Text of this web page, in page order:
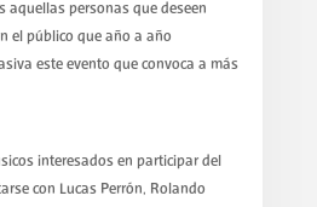
aquellas personas que deseen
el público que año a año
este evento que convoca a más
interesados en participar del
con Lucas Perrón, Rolando